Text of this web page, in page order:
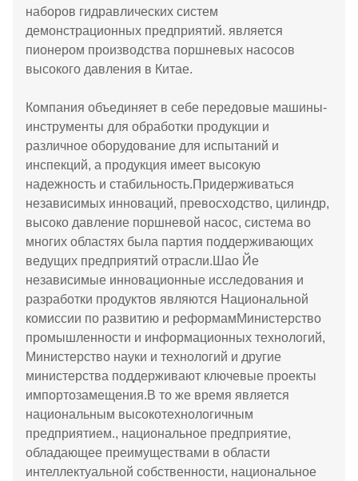
наборов гидравлических систем
демонстрационных предприятий. является
пионером производства поршневых насосов
высокого давления в Китае.
Компания объединяет в себе передовые машины-
инструменты для обработки продукции и
различное оборудование для испытаний и
инспекций, а продукция имеет высокую
надежность и стабильность.Придерживаться
независимых инноваций, превосходство, цилиндр,
высоко давление поршневой насос, система во
многих областях была партия поддерживающих
ведущих предприятий отрасли.Шао Йе
независимые инновационные исследования и
разработки продуктов являются Национальной
комиссии по развитию и реформамМинистерство
промышленности и информационных технологий,
Министерство науки и технологий и другие
министерства поддерживают ключевые проекты
импортозамещения.В то же время является
национальным высокотехнологичным
предприятием., национальное предприятие,
обладающее преимуществами в области
интеллектуальной собственности, национальное